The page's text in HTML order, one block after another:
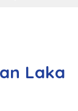
Laka